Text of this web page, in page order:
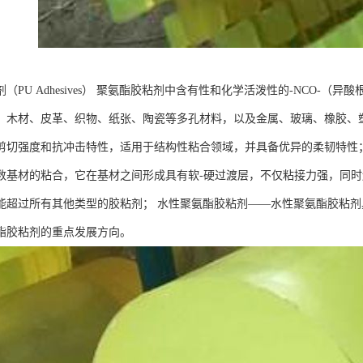
（PU Adhesives） 聚氨酯胶粘剂中含有性和化学活泼性的-NCO-（异
木材、皮革、织物、纸张、陶瓷等多孔材料，以及金属、玻璃、橡胶
切强度和抗冲击特性，适用于结构性粘合领域，并具备优异的柔韧特
基材的粘合，它在基材之间形成具有软-硬过渡层，不仅粘接力强，同
超过所有其他类型的胶粘剂； 水性聚氨酯胶粘剂——水性聚氨酯胶粘
胶粘剂的重点发展方向。